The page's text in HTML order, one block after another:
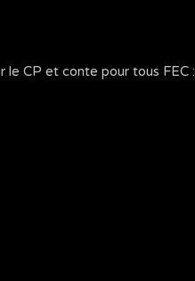
le CP et conte pour tous FEC :